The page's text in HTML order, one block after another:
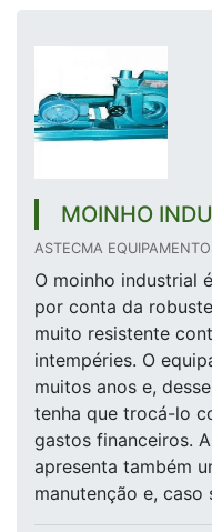
MOINHO
ASTECMA
O moinho industrial
por conta da
muito resistente
intempéries. O
muitos anos e,
tenha que trocá-lo
gastos financeiros.
apresenta também
manutenção e, caso